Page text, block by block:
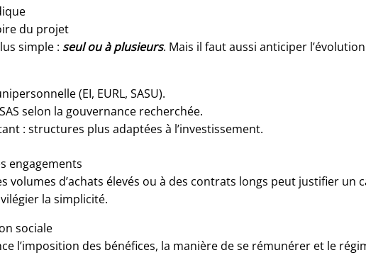
du projet
simple : seul ou à plusieurs. Mais il faut aussi anticiper
(EI, EURL, SASU).
selon la gouvernance recherchée.
: structures plus adaptées à l’investissement.
engagements
volumes d’achats élevés ou à des contrats longs peut justifier un
la simplicité.
sociale
l’imposition des bénéfices, la manière de se rémunérer et le